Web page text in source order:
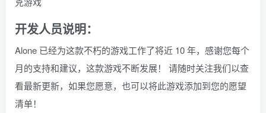
开发人员说明：
Alone 已经为这款不朽的游戏工作了将近 10 年，感谢您每个
月的支持和建议，这款游戏不断发展！ 请随时关注我们以查
看最新更新，如果您愿意，也可以将此游戏添加到您的愿望
清单！